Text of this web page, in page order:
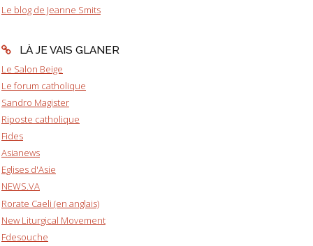
Le blog de Jeanne Smits
LÀ JE VAIS GLANER
Le Salon Beige
Le forum catholique
Sandro Magister
Riposte catholique
Fides
Asianews
Eglises d'Asie
NEWS.VA
Rorate Caeli (en anglais)
New Liturgical Movement
Fdesouche